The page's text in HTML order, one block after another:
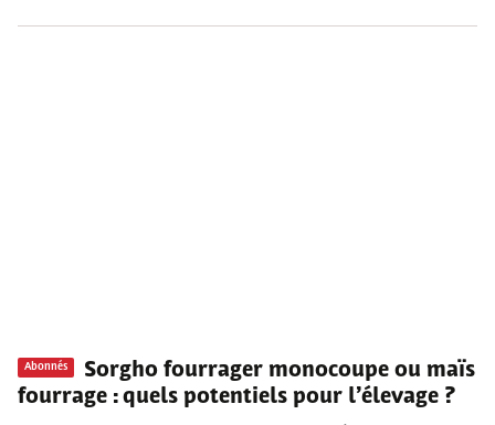
Abonnés
Sorgho fourrager monocoupe ou maïs
fourrage : quels potentiels pour l’élevage ?